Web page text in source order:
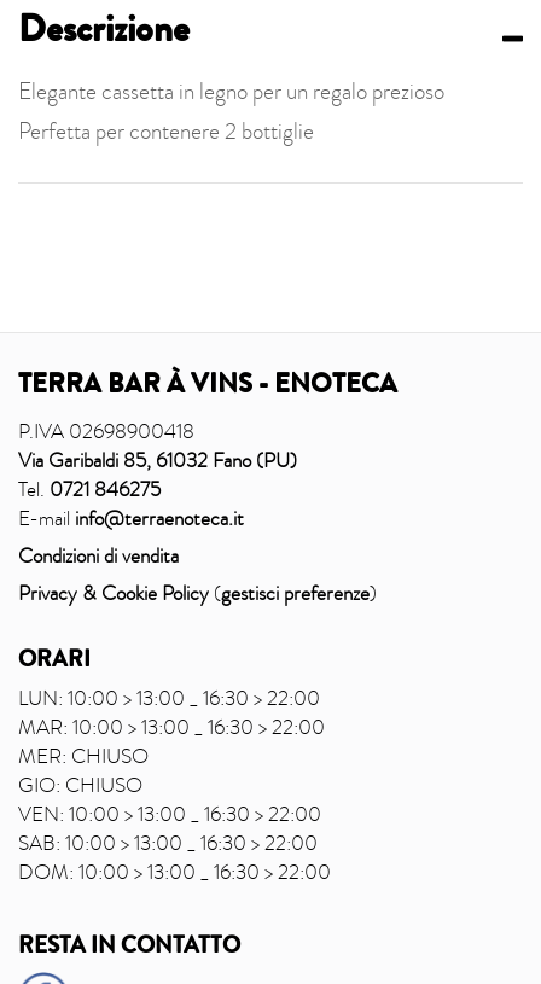
Descrizione
Elegante cassetta in legno per un regalo prezioso
Perfetta per contenere 2 bottiglie
TERRA BAR À VINS - ENOTECA
P.IVA 02698900418
Via Garibaldi 85, 61032 Fano (PU)
Tel. 0721 846275
E-mail info@terraenoteca.it
Condizioni di vendita
Privacy & Cookie Policy (gestisci preferenze)
ORARI
LUN: 10:00 > 13:00 _ 16:30 > 22:00
MAR: 10:00 > 13:00 _ 16:30 > 22:00
MER: CHIUSO
GIO: CHIUSO
VEN: 10:00 > 13:00 _ 16:30 > 22:00
SAB: 10:00 > 13:00 _ 16:30 > 22:00
DOM: 10:00 > 13:00 _ 16:30 > 22:00
RESTA IN CONTATTO